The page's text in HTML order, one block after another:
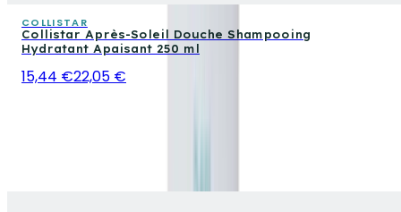
COLLISTAR
Collistar Après-Soleil Douche Shampooing
Hydratant Apaisant 250 ml
15,44 €22,05 €